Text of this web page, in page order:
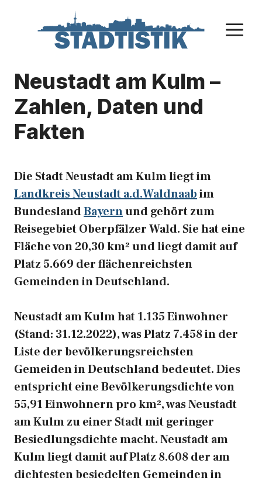
Neustadt am Kulm –
Zahlen, Daten und
Fakten
Die Stadt Neustadt am Kulm liegt im
Landkreis Neustadt a.d.Waldnaabim
BundeslandBayernund gehört zum
Reisegebiet Oberpfälzer Wald. Sie hat eine
Fläche von 20,30 km² und liegt damit auf
Platz 5.669 der flächenreichsten
Gemeinden in Deutschland.
Neustadt am Kulm hat 1.135 Einwohner
(Stand: 31.12.2022), was Platz 7.458 in der
Liste der bevölkerungsreichsten
Gemeiden in Deutschland bedeutet. Dies
entspricht eine Bevölkerungsdichte von
55,91 Einwohnern pro km², was Neustadt
am Kulm zu einer Stadt mit geringer
Besiedlungsdichte macht. Neustadt am
Kulm liegt damit auf Platz 8.608 der am
dichtesten besiedelten Gemeinden in